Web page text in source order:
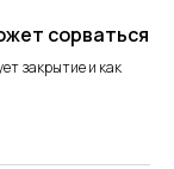
сорваться
закрытие и как